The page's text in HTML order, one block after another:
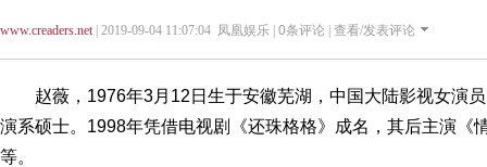
www.creaders.net| 2019-09-04 11:07:04 凤凰娱乐 | 0条评论 | 查看/发表评论
赵薇，1976年3月12日生于安徽芜湖，中国大陆影视女演员
演系硕士。1998年凭借电视剧《还珠格格》成名，其后主演《
等。